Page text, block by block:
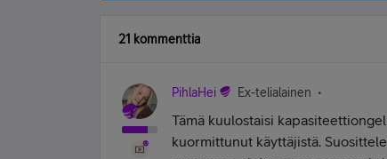
21 kommenttia
PihlaHei Ex-telialainen
Tämä kuulostaisi
kuormittunut käyttäjistä.